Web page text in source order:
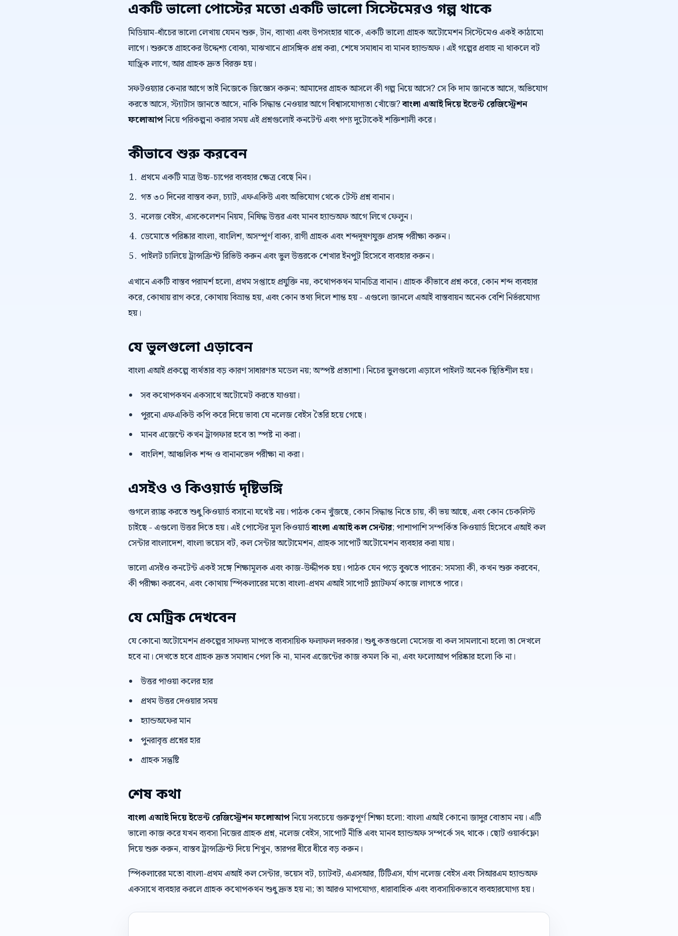
একটি ভালো পোস্টের মতো একটি ভালো সিস্টেমেরও গল্প থাকে
মিডিয়াম-ধাঁচের ভালো লেখায় যেমন শুরু, টান, ব্যাখ্যা এবং উপসংহার থাকে, একটি ভালো গ্রাহক অটোমেশন সিস্টেমেও একই কাঠামো
লাগে। শুরুতে গ্রাহকের উদ্দেশ্য বোঝা, মাঝখানে প্রাসঙ্গিক প্রশ্ন করা, শেষে সমাধান বা মানব হ্যান্ডঅফ। এই গল্পের প্রবাহ না থাকলে বট
যান্ত্রিক লাগে, আর গ্রাহক দ্রুত বিরক্ত হয়।
সফটওয়্যার কেনার আগে তাই নিজেকে জিজ্ঞেস করুন: আমাদের গ্রাহক আসলে কী গল্প নিয়ে আসে? সে কি দাম জানতে আসে, অভিযোগ
করতে আসে, স্ট্যাটাস জানতে আসে, নাকি সিদ্ধান্ত নেওয়ার আগে বিশ্বাসযোগ্যতা খোঁজে?বাংলা এআই দিয়ে ইভেন্ট রেজিস্ট্রেশন
ফলোআপনিয়ে পরিকল্পনা করার সময় এই প্রশ্নগুলোই কনটেন্ট এবং পণ্য দুটোকেই শক্তিশালী করে।
কীভাবে শুরু করবেন
প্রথমে একটি মাত্র উচ্চ-চাপের ব্যবহার ক্ষেত্র বেছে নিন।
গত ৩০ দিনের বাস্তব কল, চ্যাট, এফএকিউ এবং অভিযোগ থেকে টেস্ট প্রশ্ন বানান।
নলেজ বেইস, এসকেলেশন নিয়ম, নিষিদ্ধ উত্তর এবং মানব হ্যান্ডঅফ আগে লিখে ফেলুন।
ডেমোতে পরিষ্কার বাংলা, বাংলিশ, অসম্পূর্ণ বাক্য, রাগী গ্রাহক এবং শব্দদূষণযুক্ত প্রসঙ্গ পরীক্ষা করুন।
পাইলট চালিয়ে ট্রান্সক্রিপ্ট রিভিউ করুন এবং ভুল উত্তরকে শেখার ইনপুট হিসেবে ব্যবহার করুন।
এখানে একটি বাস্তব পরামর্শ হলো, প্রথম সপ্তাহে প্রযুক্তি নয়, কথোপকথন মানচিত্র বানান। গ্রাহক কীভাবে প্রশ্ন করে, কোন শব্দ ব্যবহার
করে, কোথায় রাগ করে, কোথায় বিভ্রান্ত হয়, এবং কোন তথ্য দিলে শান্ত হয় - এগুলো জানলে এআই বাস্তবায়ন অনেক বেশি নির্ভরযোগ্য
হয়।
যে ভুলগুলো এড়াবেন
বাংলা এআই প্রকল্পে ব্যর্থতার বড় কারণ সাধারণত মডেল নয়; অস্পষ্ট প্রত্যাশা। নিচের ভুলগুলো এড়ালে পাইলট অনেক স্থিতিশীল হয়।
সব কথোপকথন একসাথে অটোমেট করতে যাওয়া।
পুরনো এফএকিউ কপি করে দিয়ে ভাবা যে নলেজ বেইস তৈরি হয়ে গেছে।
মানব এজেন্টে কখন ট্রান্সফার হবে তা স্পষ্ট না করা।
বাংলিশ, আঞ্চলিক শব্দ ও বানানভেদ পরীক্ষা না করা।
এসইও ও কিওয়ার্ড দৃষ্টিভঙ্গি
গুগলে র‍্যাঙ্ক করতে শুধু কিওয়ার্ড বসানো যথেষ্ট নয়। পাঠক কেন খুঁজছে, কোন সিদ্ধান্ত নিতে চায়, কী ভয় আছে, এবং কোন চেকলিস্ট
চাইছে - এগুলো উত্তর দিতে হয়। এই পোস্টের মূল কিওয়ার্ডবাংলা এআই কল সেন্টার; পাশাপাশি সম্পর্কিত কিওয়ার্ড হিসেবে এআই কল
সেন্টার বাংলাদেশ, বাংলা ভয়েস বট, কল সেন্টার অটোমেশন, গ্রাহক সাপোর্ট অটোমেশন ব্যবহার করা যায়।
ভালো এসইও কনটেন্ট একই সঙ্গে শিক্ষামূলক এবং কাজ-উদ্দীপক হয়। পাঠক যেন পড়ে বুঝতে পারেন: সমস্যা কী, কখন শুরু করবেন,
কী পরীক্ষা করবেন, এবং কোথায় স্পিকলারের মতো বাংলা-প্রথম এআই সাপোর্ট প্ল্যাটফর্ম কাজে লাগতে পারে।
যে মেট্রিক দেখবেন
যে কোনো অটোমেশন প্রকল্পের সাফল্য মাপতে ব্যবসায়িক ফলাফল দরকার। শুধু কতগুলো মেসেজ বা কল সামলানো হলো তা দেখলে
হবে না। দেখতে হবে গ্রাহক দ্রুত সমাধান পেল কি না, মানব এজেন্টের কাজ কমল কি না, এবং ফলোআপ পরিষ্কার হলো কি না।
উত্তর পাওয়া কলের হার
প্রথম উত্তর দেওয়ার সময়
হ্যান্ডঅফের মান
পুনরাবৃত্ত প্রশ্নের হার
গ্রাহক সন্তুষ্টি
শেষ কথা
বাংলা এআই দিয়ে ইভেন্ট রেজিস্ট্রেশন ফলোআপনিয়ে সবচেয়ে গুরুত্বপূর্ণ শিক্ষা হলো: বাংলা এআই কোনো জাদুর বোতাম নয়। এটি
ভালো কাজ করে যখন ব্যবসা নিজের গ্রাহক প্রশ্ন, নলেজ বেইস, সাপোর্ট নীতি এবং মানব হ্যান্ডঅফ সম্পর্কে সৎ থাকে। ছোট ওয়ার্কফ্লো
দিয়ে শুরু করুন, বাস্তব ট্রান্সক্রিপ্ট দিয়ে শিখুন, তারপর ধীরে ধীরে বড় করুন।
স্পিকলারের মতো বাংলা-প্রথম এআই কল সেন্টার, ভয়েস বট, চ্যাটবট, এএসআর, টিটিএস, র্যাগ নলেজ বেইস এবং সিআরএম হ্যান্ডঅফ
একসাথে ব্যবহার করলে গ্রাহক কথোপকথন শুধু দ্রুত হয় না; তা আরও মাপযোগ্য, ধারাবাহিক এবং ব্যবসায়িকভাবে ব্যবহারযোগ্য হয়।